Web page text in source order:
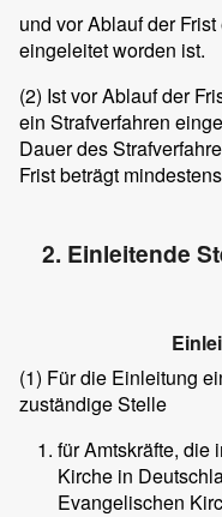
und vor Ablauf der
eingeleitet worden ist.
(2) Ist vor Ablauf der
ein Strafverfahren
Dauer des
Frist beträgt
2. Einleitende
(1) Für die Einleitung
zuständige Stelle
für Amtskräfte, die
Kirche in
Evangelischen